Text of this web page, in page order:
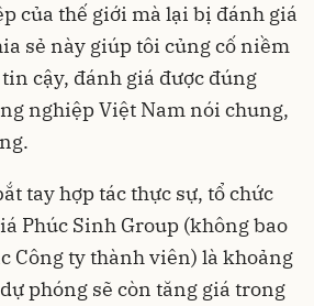
của thế giới mà lại bị đánh giá
sẻ này giúp tôi củng cố niềm
cậy, đánh giá được đúng
nghiệp Việt Nam nói chung,
tay hợp tác thực sự, tổ chức
Phúc Sinh Group (không bao
Công ty thành viên) là khoảng
phóng sẽ còn tăng giá trong